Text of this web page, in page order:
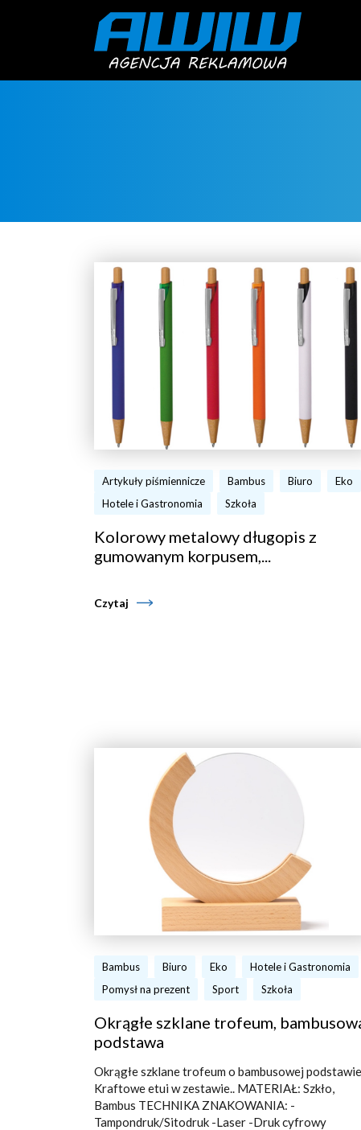
Artykuły piśmiennicze Bambus Biuro
Eko
Hotele i Gastronomia
Szkoła
Kolorowy metalowy długopis z
gumowanym korpusem,...
Czytaj
Bambus Biuro Eko
Hotele i Gastronomia
Pomysł na prezent
Sport Szkoła
Okrągłe szklane trofeum,
podstawa
Okrągłe szklane trofeum o bambusowej
Kraftowe etui w zestawie.. MATERIAŁ: Szkło,
Bambus TECHNIKA ZNAKOWANIA: -
Tampondruk/Sitodruk -Laser -Druk cyfrowy